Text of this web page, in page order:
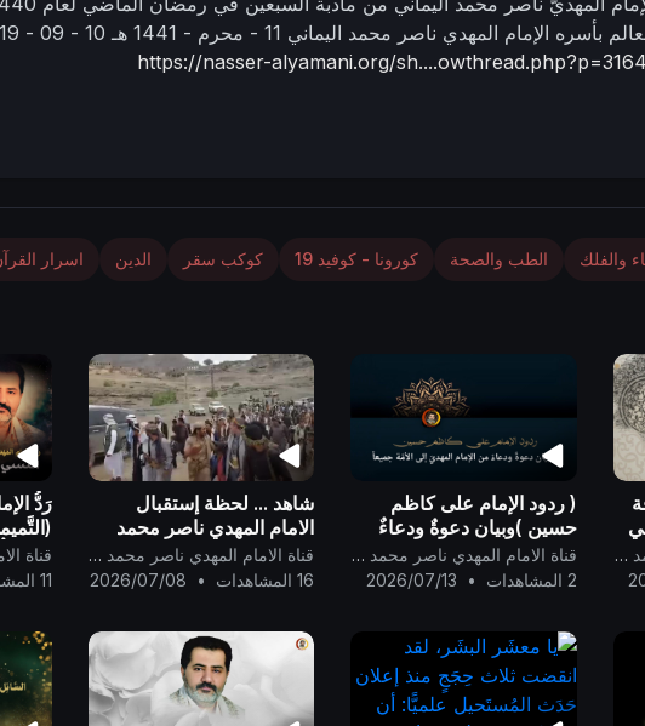
بأسره الإمام المهدي ناصر محمد اليماني 11 - محرم - 1441 هـ 10 - 09 - 2019 مـ
https://nasser-alyamani.org/
والفلك الطب والصحة كورونا - كوفيد 19 كوكب سقر الدين اسرار
قناة الامام المهدي ناصر محمد اليماني
( ردود الإمام على كاظم
حسين )وبيان دعوةٌ ودعاءٌ
من الإمام المهديّ إلى الأمَّة
جميعاً ..
قناة الامام المهدي ناصر محمد اليماني
2 المشاهدات
•
2026/07/13
شاهد ... لحظة إستقبال
الامام المهدي ناصر محمد
اليماني !
قناة الامام المهدي ناصر محمد اليماني
16 المشاهدات
•
2026/07/08
رَدُّ
في
11 المشاهدات